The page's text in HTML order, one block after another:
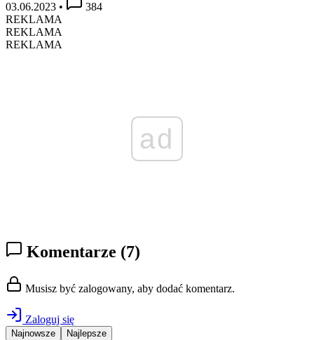
03.06.2023 •
384
REKLAMA
REKLAMA
REKLAMA
ad
Komentarze (7)
Musisz być zalogowany, aby dodać komentarz.
Zaloguj się
Najnowsze Najlepsze